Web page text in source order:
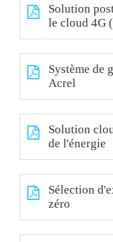
Solution
le cloud 4G
Système de
Acrel
Solution
de l'énergie
Sélection
zéro